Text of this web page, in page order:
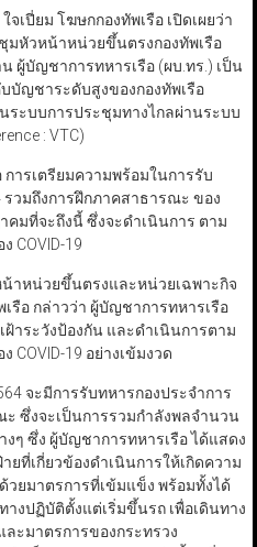
จเปี่ยม โฆษกกองทัพเรือ เปิดเผยว่า
มหัวหน้าหน่วยขึ้นตรงกองทัพเรือ
ผู้บัญชาการทหารเรือ (ผบ.ทร.) เป็น
บัญชาระดับสูงของกองทัพเรือ
ระบบการประชุมทางไกลผ่านระบบ
: VTC)
ารเตรียมความพร้อมในการรับ
วมถึงการฝึกภาคสาธารณะ ของ
คมที่จะถึงนี้ ซึ่งจะดำเนินการ ตาม
COVID-19
าหน่วยขึ้นตรงและหน่วยเฉพาะกิจ
รือ กล่าวว่า ผู้บัญชาการทหารเรือ
ฝ้าระวังป้องกัน และดำเนินการตาม
COVID-19 อย่างเข้มงวด
จะมีการรับทหารกองประจำการ
ซึ่งจะเป็นการรวมกำลังพลจำนวน
ๆ ซึ่ง ผู้บัญชาการทหารเรือ ได้แสดง
ยที่เกี่ยวข้องดำเนินการให้เกิดความ
วยมาตรการที่เข้มแข็ง พร้อมทั้งได้
งปฏิบัติตั้งแต่เริ่มขึ้นรถ เพื่อเดินทาง
ะมาตรการของกระทรวง